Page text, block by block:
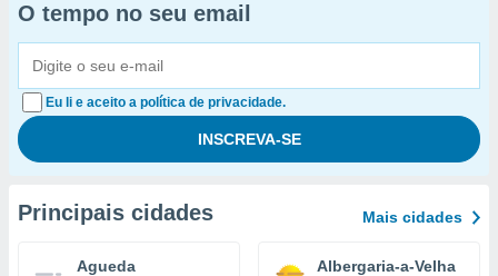
O tempo no seu email
Eu li e aceito a política de privacidade.
Principais cidades Mais cidades
Agueda Albergaria-a-Velha